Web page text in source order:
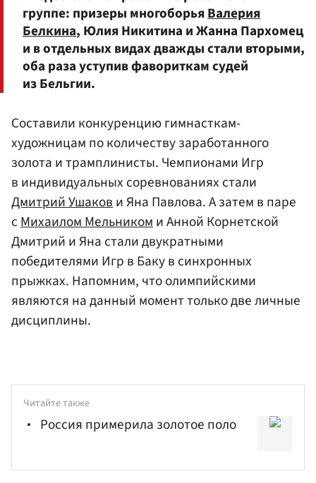
группе: призеры многоборьяВалерия
Белкина, Юлия Никитина и Жанна Пархомец
и в отдельных видах дважды стали вторыми,
оба раза уступив фавориткам судей
из Бельгии.
Составили конкуренцию гимнасткам-
художницам по количеству заработанного
золота и трамплинисты. Чемпионами Игр
в индивидуальных соревнованиях стали
Дмитрий Ушакови Яна Павлова. А затем в паре
сМихаилом Мельникоми Анной Корнетской
Дмитрий и Яна стали двукратными
победителями Игр в Баку в синхронных
прыжках. Напомним, что олимпийскими
являются на данный момент только две личные
дисциплины.
Читайте также
Россия примерила золотое поло